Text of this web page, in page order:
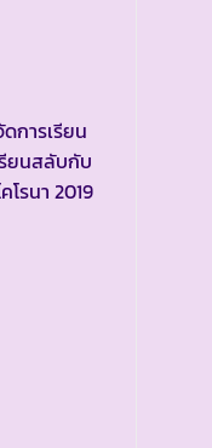
การเรียน
ยนสลับกับ
รนา 2019